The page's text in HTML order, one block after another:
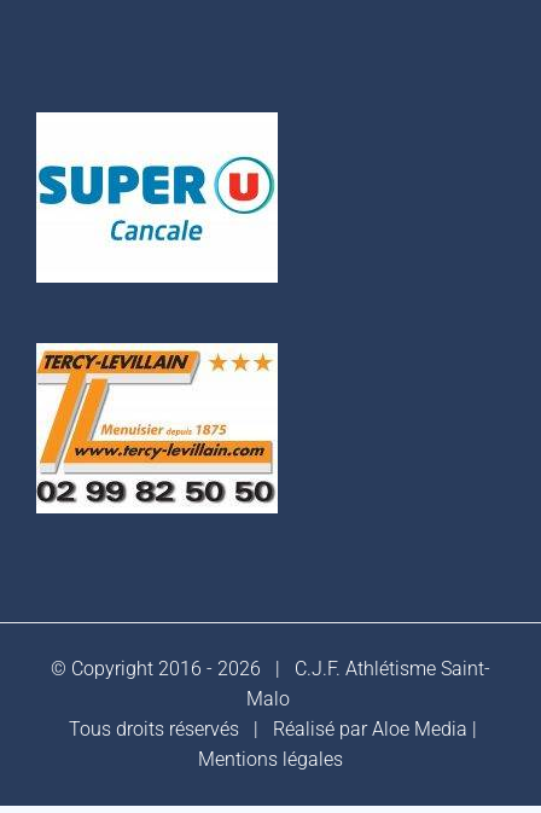
© Copyright 2016 - 2026 | C.J.F. Athlétisme Saint-
Malo
Tous droits réservés | Réalisé parAloe Media |
Mentions légales